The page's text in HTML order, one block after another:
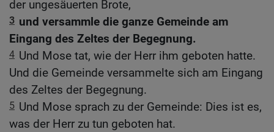
der ungesäuerten Brote,
3 und versammle die ganze Gemeinde am
Eingang des Zeltes der Begegnung.
4 Und Mose tat, wie der Herr ihm geboten hatte.
Und die Gemeinde versammelte sich am Eingang
des Zeltes der Begegnung.
5 Und Mose sprach zu der Gemeinde: Dies ist es,
was der Herr zu tun geboten hat.